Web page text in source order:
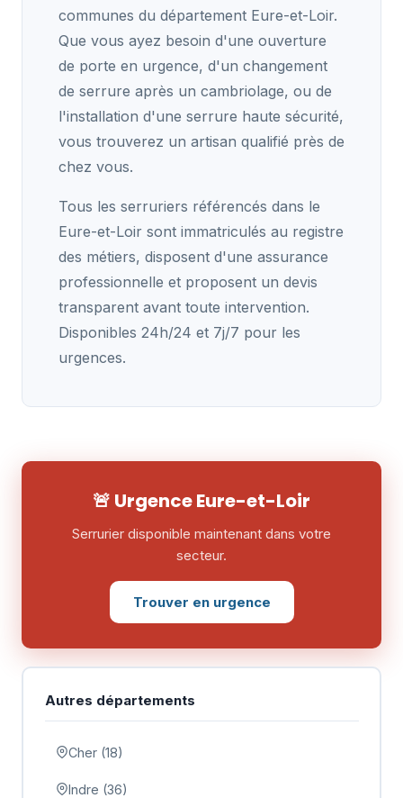
communes du département Eure-et-Loir.
Que vous ayez besoin d'une ouverture
de porte en urgence, d'un changement
de serrure après un cambriolage, ou de
l'installation d'une serrure haute sécurité,
vous trouverez un artisan qualifié près de
chez vous.
Tous les serruriers référencés dans le
Eure-et-Loir sont immatriculés au registre
des métiers, disposent d'une assurance
professionnelle et proposent un devis
transparent avant toute intervention.
Disponibles 24h/24 et 7j/7 pour les
urgences.
🚨 Urgence Eure-et-Loir
Serrurier disponible maintenant dans votre
secteur.
Trouver en urgence
Autres départements
Cher (18)
Indre (36)